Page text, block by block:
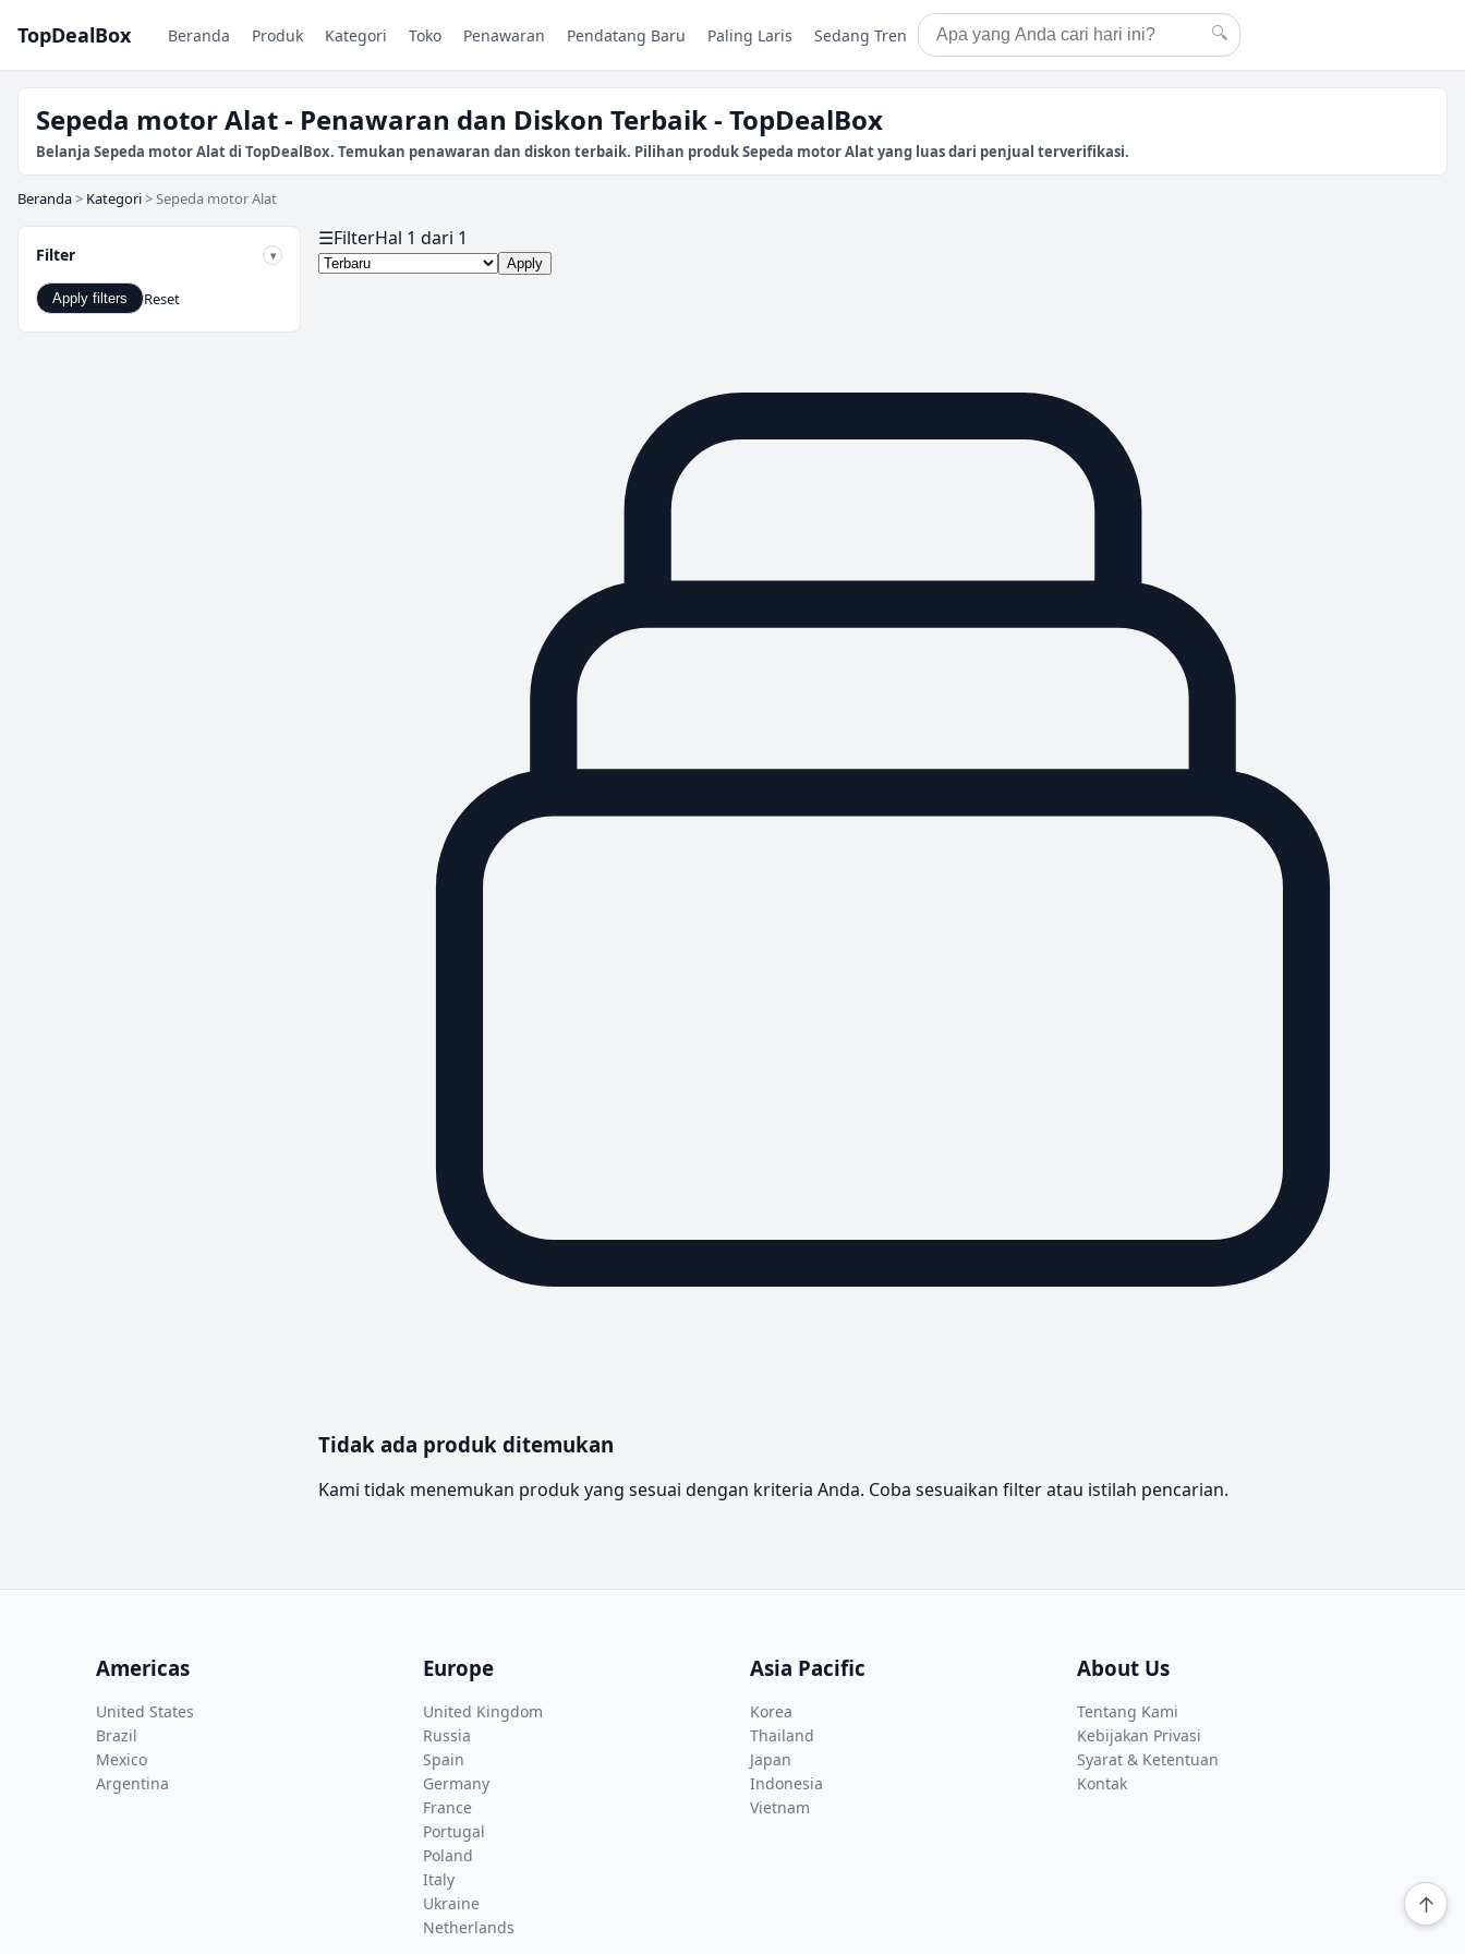
TopDealBox Beranda Produk Kategori Toko Penawaran Pendatang Baru Paling Laris Sedang Tren 🔍
↑
Sepeda motor Alat - Penawaran dan Diskon Terbaik - TopDealBox
Belanja Sepeda motor Alat di TopDealBox. Temukan penawaran dan diskon terbaik. Pilihan produk Sepeda motor Alat yang luas dari penjual terverifikasi.
Beranda> Kategori>Sepeda motor Alat
Filter
Apply filters Reset
☰FilterHal 1 dari 1
Apply
Tidak ada produk ditemukan
Kami tidak menemukan produk yang sesuai dengan kriteria Anda. Coba sesuaikan filter atau istilah pencarian.
Americas
United States
Brazil
Mexico
Argentina
Europe
United Kingdom
Russia
Spain
Germany
France
Portugal
Poland
Italy
Ukraine
Netherlands
Asia Pacific
Korea
Thailand
Japan
Indonesia
Vietnam
About Us
Tentang Kami
Kebijakan Privasi
Syarat & Ketentuan
Kontak